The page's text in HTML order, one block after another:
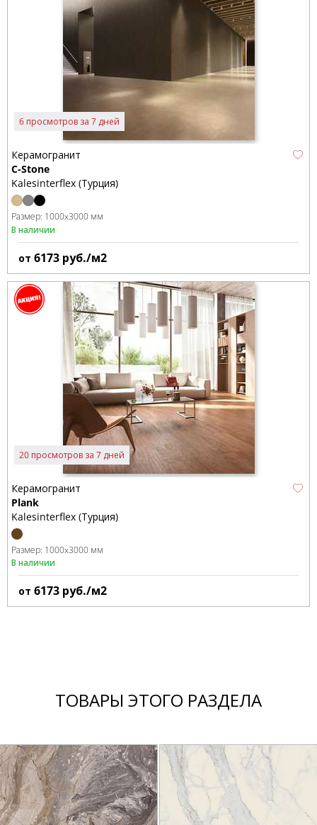
6 просмотров за 7 дней
Керамогранит
C-Stone
Kalesinterflex (Турция)
Размер: 1000x3000 мм
В наличии
от 6173 руб./м2
20 просмотров за 7 дней
Керамогранит
Plank
Kalesinterflex (Турция)
Размер: 1000x3000 мм
В наличии
от 6173 руб./м2
ТОВАРЫ ЭТОГО РАЗДЕЛА